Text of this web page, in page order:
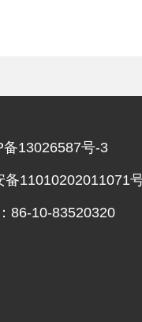
备13026587号-3
备11010202011071
86-10-83520320